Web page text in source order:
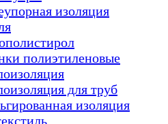
изоляция
полиэтиленовые
для труб
изоляция